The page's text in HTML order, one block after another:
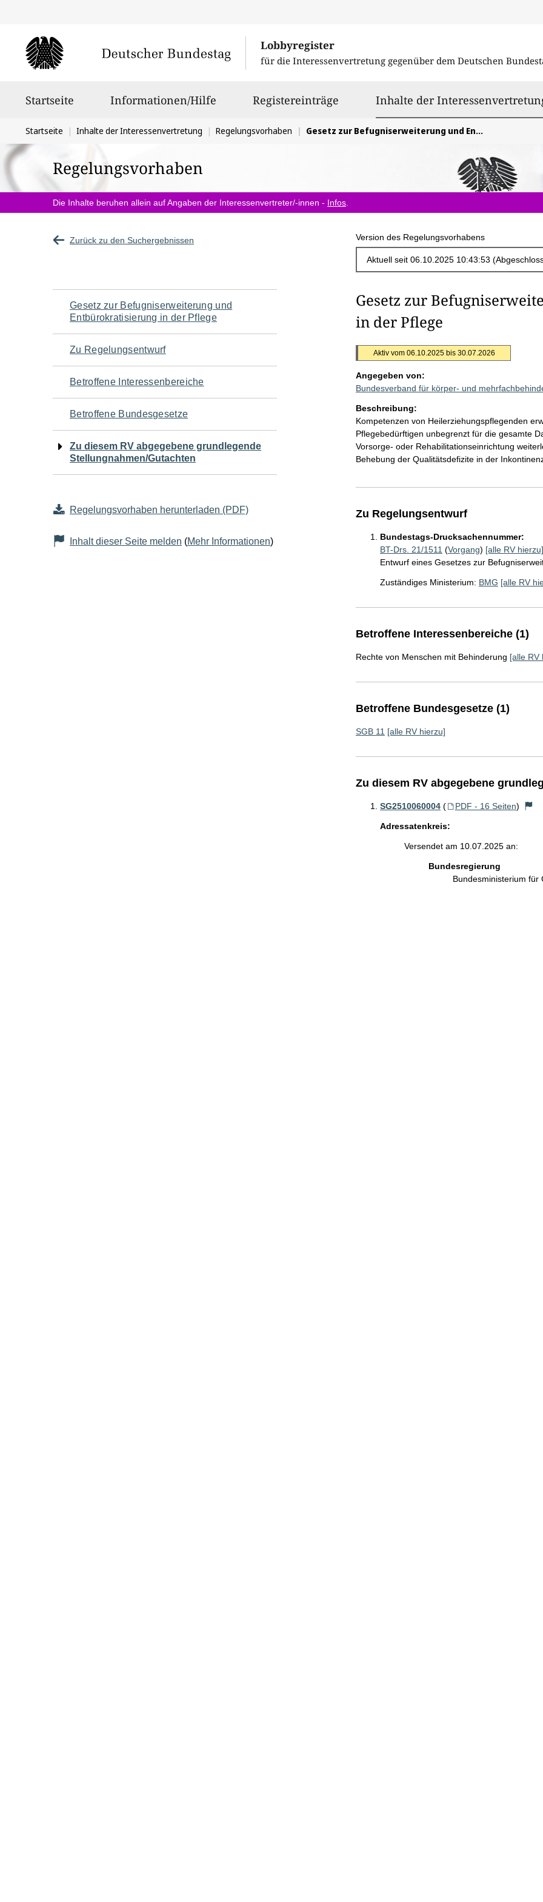
Lobbyregister
für die Interessenvertretung gegenüber dem Deutschen
Startseite Informationen/Hilfe Registereinträge Inhalte der
Sie
befinden
sich
hier:
Startseite Inhalte der Interessenvertretung Regelungsvorhaben Gesetz zur Befugniserweiterung und Entbürokratisierung in der Pflege
Regelungsvorhaben
Die Inhalte beruhen allein auf Angaben der Interessenvertreter/-innen - Infos
Zurück zu den Suchergebnissen Version des Regelungsvorhabens
Navigation
für
den
Seiteninhalt
Gesetz zur Befugniserweiterung und
Entbürokratisierung in der Pflege
Zu Regelungsentwurf
Betroffene Interessenbereiche
Betroffene Bundesgesetze
Zu diesem RV abgegebene grundlegende
Stellungnahmen/Gutachten
Regelungsvorhaben herunterladen (PDF)
Inhalt dieser Seite melden (Mehr Informationen)
Gesetz zur
in der Pflege
Aktiv vom 06.10.2025 bis 30.07.2026
Angegeben von:
Bundesverband für körper- und
Beschreibung:
Kompetenzen von Heilerziehungspflegenden
Pflegebedürftigen unbegrenzt für die gesamte
Vorsorge- oder Rehabilitationseinrichtung
Behebung der Qualitätsdefizite in der
Zu Regelungsentwurf
Bundestags-Drucksachennummer:
BT-Drs. 21/1511 (Vorgang) [alle RV hierzu]
Entwurf eines Gesetzes zur
Zuständiges Ministerium: BMG [alle RV
Betroffene Interessenbereiche (1)
Rechte von Menschen mit Behinderung [alle RV
Betroffene Bundesgesetze (1)
SGB 11 [alle RV hierzu]
Zu diesem RV abgegebene
SG2510060004 ( PDF - 16 Seiten)
Adressatenkreis:
Versendet am 10.07.2025 an:
Bundesregierung
Bundesministerium